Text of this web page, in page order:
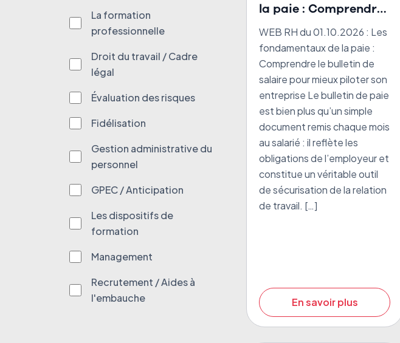
La formation
professionnelle
Droit du travail / Cadre
légal
Évaluation des risques
Fidélisation
Gestion administrative du
personnel
GPEC / Anticipation
Les dispositifs de
formation
Management
Recrutement / Aides à
l'embauche
la paie : Comprendre
le bulletin de salaire
pour mieux piloter
son entreprise
WEB RH du 01.10.2026 : Les
fondamentaux de la paie :
Comprendre le bulletin de
salaire pour mieux piloter son
entreprise Le bulletin de paie
est bien plus qu’un simple
document remis chaque mois
au salarié : il reflète les
obligations de l’employeur et
constitue un véritable outil
de sécurisation de la relation
de travail. […]
En savoir plus